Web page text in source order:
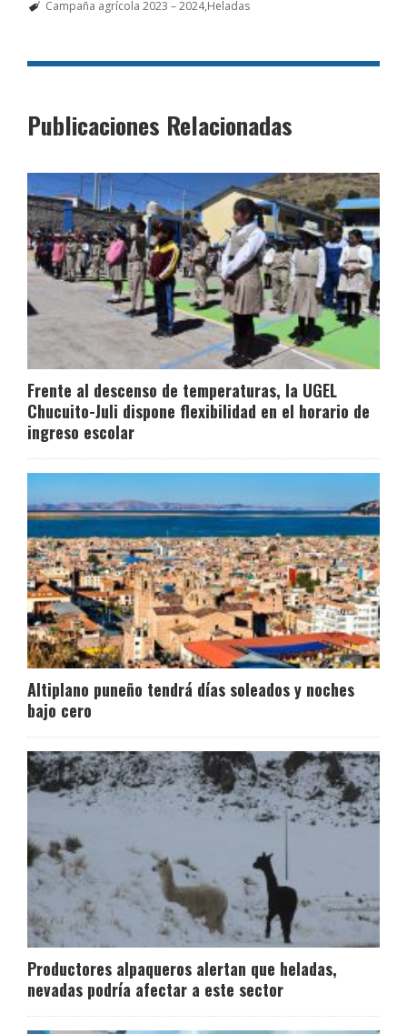
Campaña agrícola 2023 – 2024 Heladas
Publicaciones Relacionadas
Frente al descenso de temperaturas, la UGEL
Chucuito-Juli dispone flexibilidad en el horario de
ingreso escolar
Altiplano puneño tendrá días soleados y noches
bajo cero
Productores alpaqueros alertan que heladas,
nevadas podría afectar a este sector